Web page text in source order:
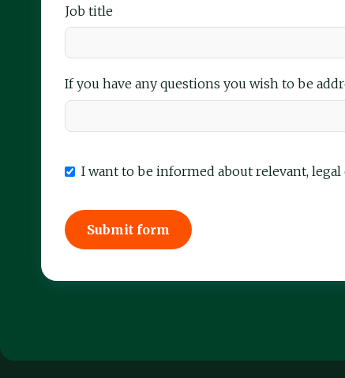
Job title
If you have any questions you wish to be
I want to be informed about relevant,